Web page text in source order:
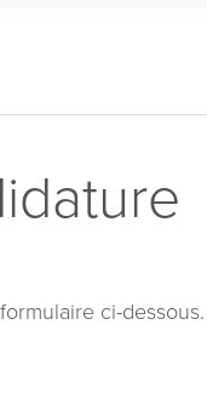
ci-dessous.